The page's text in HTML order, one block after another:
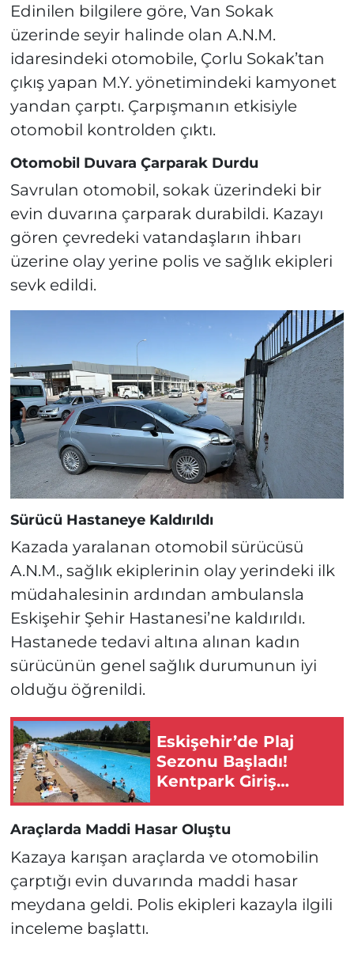
Edinilen bilgilere göre, Van Sokak
üzerinde seyir halinde olan A.N.M.
idaresindeki otomobile, Çorlu Sokak’tan
çıkış yapan M.Y. yönetimindeki kamyonet
yandan çarptı. Çarpışmanın etkisiyle
otomobil kontrolden çıktı.
Otomobil Duvara Çarparak Durdu
Savrulan otomobil, sokak üzerindeki bir
evin duvarına çarparak durabildi. Kazayı
gören çevredeki vatandaşların ihbarı
üzerine olay yerine polis ve sağlık ekipleri
sevk edildi.
Sürücü Hastaneye Kaldırıldı
Kazada yaralanan otomobil sürücüsü
A.N.M., sağlık ekiplerinin olay yerindeki ilk
müdahalesinin ardından ambulansla
Eskişehir Şehir Hastanesi’ne kaldırıldı.
Hastanede tedavi altına alınan kadın
sürücünün genel sağlık durumunun iyi
olduğu öğrenildi.
Eskişehir’de Plaj
Sezonu Başladı!
Kentpark Giriş
Ücretleri Belli Oldu!
Araçlarda Maddi Hasar Oluştu
Kazaya karışan araçlarda ve otomobilin
çarptığı evin duvarında maddi hasar
meydana geldi. Polis ekipleri kazayla ilgili
inceleme başlattı.